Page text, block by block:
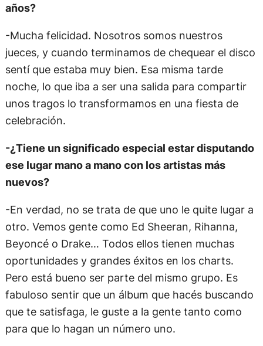
años?
-Mucha felicidad. Nosotros somos nuestros
jueces, y cuando terminamos de chequear el disco
sentí que estaba muy bien. Esa misma tarde
noche, lo que iba a ser una salida para compartir
unos tragos lo transformamos en una fiesta de
celebración.
-¿Tiene un significado especial estar disputando
ese lugar mano a mano con los artistas más
nuevos?
-En verdad, no se trata de que uno le quite lugar a
otro. Vemos gente como Ed Sheeran, Rihanna,
Beyoncé o Drake… Todos ellos tienen muchas
oportunidades y grandes éxitos en los charts.
Pero está bueno ser parte del mismo grupo. Es
fabuloso sentir que un álbum que hacés buscando
que te satisfaga, le guste a la gente tanto como
para que lo hagan un número uno.